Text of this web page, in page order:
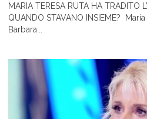
MARIA TERESA RUTA HA TRADITO
QUANDO STAVANO INSIEME?
Barbara...